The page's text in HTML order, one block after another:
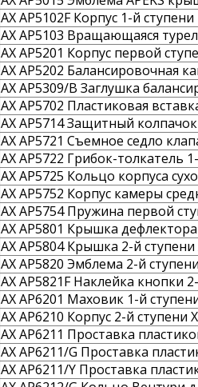
AX AP5102F Корпус 1-й ступени
AX AP5103 Вращающаяся
AX AP5201 Корпус первой
AX AP5202 Балансировочная
AX AP5309/B Заглушка
AX AP5702 Пластиковая
AX AP5714 Защитный
AX AP5721 Съемное седло
AX AP5722 Грибок-толкатель
AX AP5725 Кольцо корпуса
AX AP5752 Корпус камеры
AX AP5754 Пружина первой
AX AP5801 Крышка
AX AP5804 Крышка 2-й ступени
AX AP5820 Эмблема 2-й
AX AP5821F Наклейка кнопки
AX AP6201 Маховик 1-й
AX AP6210 Корпус 2-й ступени
AX AP6211 Проставка
AX AP6211/G Проставка
AX AP6211/Y Проставка